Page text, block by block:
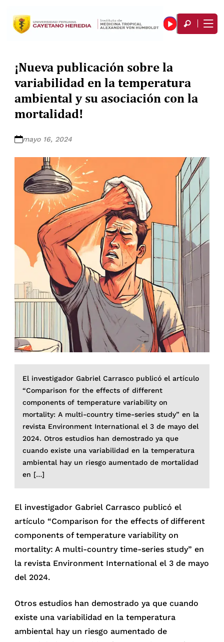
¡Nueva publicación sobre la
variabilidad en la temperatura
ambiental y su asociación con la
mortalidad!
mayo 16, 2024
El investigador Gabriel Carrasco publicó el artículo
“Comparison for the effects of different
components of temperature variability on
mortality: A multi-country time-series study” en la
revista Environment International el 3 de mayo del
2024. Otros estudios han demostrado ya que
cuando existe una variabilidad en la temperatura
ambiental hay un riesgo aumentado de mortalidad
en […]
El investigador Gabriel Carrasco publicó el
artículo “Comparison for the effects of different
components of temperature variability on
mortality: A multi-country time-series study” en
la revista Environment International el 3 de mayo
del 2024.
Otros estudios han demostrado ya que cuando
existe una variabilidad en la temperatura
ambiental hay un riesgo aumentado de